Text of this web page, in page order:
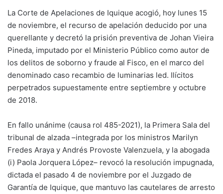
La Corte de Apelaciones de Iquique acogió, hoy lunes 15
de noviembre, el recurso de apelación deducido por una
querellante y decretó la prisión preventiva de Johan Vieira
Pineda, imputado por el Ministerio Público como autor de
los delitos de soborno y fraude al Fisco, en el marco del
denominado caso recambio de luminarias led. Ilícitos
perpetrados supuestamente entre septiembre y octubre
de 2018.
En fallo unánime (causa rol 485-2021), la Primera Sala del
tribunal de alzada –integrada por los ministros Marilyn
Fredes Araya y Andrés Provoste Valenzuela, y la abogada
(i) Paola Jorquera López– revocó la resolución impugnada,
dictada el pasado 4 de noviembre por el Juzgado de
Garantía de Iquique, que mantuvo las cautelares de arresto